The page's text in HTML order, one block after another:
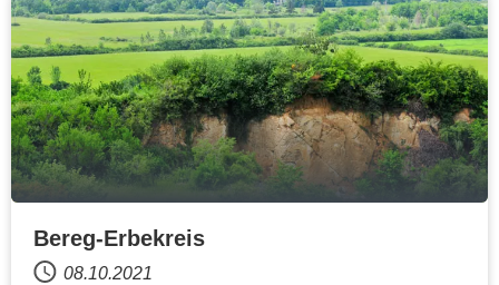
Bereg-Erbekreis
08.10.2021